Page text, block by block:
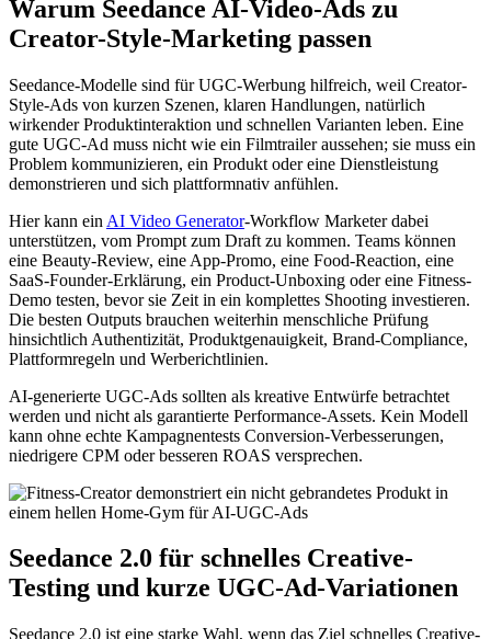
Warum Seedance AI-Video-Ads zu
Creator-Style-Marketing passen
Seedance-Modelle sind für UGC-Werbung hilfreich, weil Creator-
Style-Ads von kurzen Szenen, klaren Handlungen, natürlich
wirkender Produktinteraktion und schnellen Varianten leben. Eine
gute UGC-Ad muss nicht wie ein Filmtrailer aussehen; sie muss ein
Problem kommunizieren, ein Produkt oder eine Dienstleistung
demonstrieren und sich plattformnativ anfühlen.
Hier kann ein AI Video Generator-Workflow Marketer dabei
unterstützen, vom Prompt zum Draft zu kommen. Teams können
eine Beauty-Review, eine App-Promo, eine Food-Reaction, eine
SaaS-Founder-Erklärung, ein Product-Unboxing oder eine Fitness-
Demo testen, bevor sie Zeit in ein komplettes Shooting investieren.
Die besten Outputs brauchen weiterhin menschliche Prüfung
hinsichtlich Authentizität, Produktgenauigkeit, Brand-Compliance,
Plattformregeln und Werberichtlinien.
AI-generierte UGC-Ads sollten als kreative Entwürfe betrachtet
werden und nicht als garantierte Performance-Assets. Kein Modell
kann ohne echte Kampagnentests Conversion-Verbesserungen,
niedrigere CPM oder besseren ROAS versprechen.
Seedance 2.0 für schnelles Creative-
Testing und kurze UGC-Ad-Variationen
Seedance 2.0 ist eine starke Wahl, wenn das Ziel schnelles Creative-